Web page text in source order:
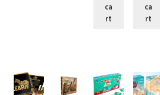
ca
rt
ca
rt